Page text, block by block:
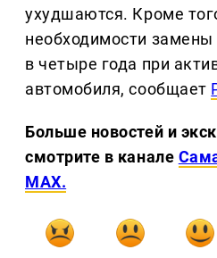
ухудшаются. Кроме
необходимости
в четыре года при
автомобиля, сообщает
Больше новостей и
смотрите в канале
MAX.